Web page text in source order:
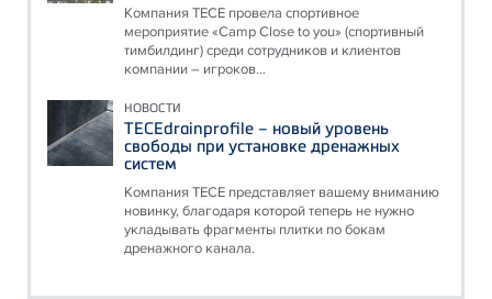
Компания ТЕСЕ провела спортивное
мероприятие «Camp Close to you» (спортивный
тимбилдинг) среди сотрудников и клиентов
компании – игроков...
НОВОСТИ
TECEdrainprofile – новый уровень
свободы при установке дренажных
систем
Компания ТЕСЕ представляет вашему вниманию
новинку, благодаря которой теперь не нужно
укладывать фрагменты плитки по бокам
дренажного канала.